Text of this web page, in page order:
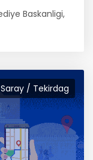
Baskanligi,
Saray / Tekirdag